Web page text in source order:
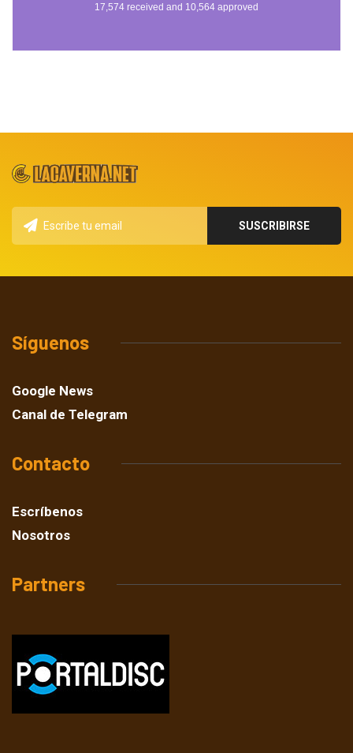
Síguenos
Google News
Canal de Telegram
Contacto
Escríbenos
Nosotros
Partners